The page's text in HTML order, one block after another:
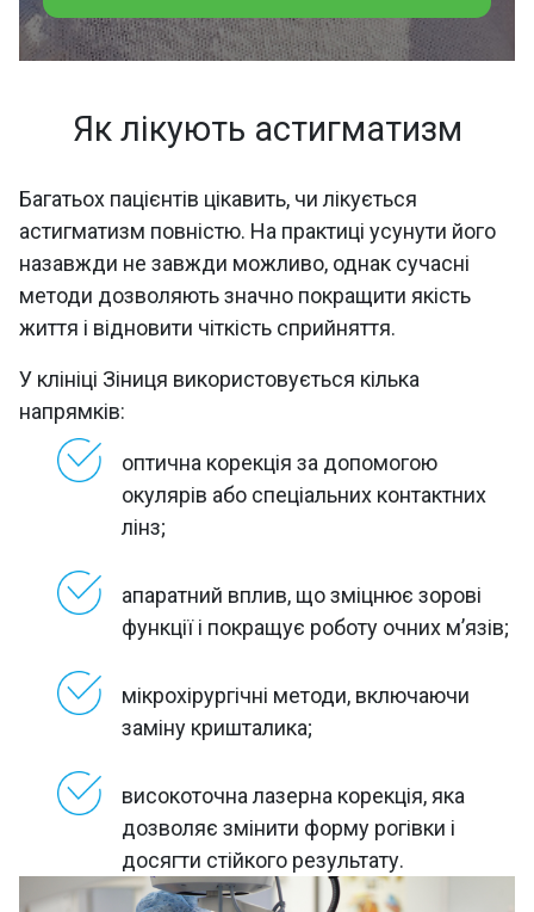
Як лікують астигматизм
Багатьох пацієнтів цікавить, чи лікується
астигматизм повністю. На практиці усунути його
назавжди не завжди можливо, однак сучасні
методи дозволяють значно покращити якість
життя і відновити чіткість сприйняття.
У клініці Зіниця використовується кілька
напрямків:
оптична корекція за допомогою
окулярів або спеціальних контактних
лінз;
апаратний вплив, що зміцнює зорові
функції і покращує роботу очних м’язів;
мікрохірургічні методи, включаючи
заміну кришталика;
високоточна лазерна корекція, яка
дозволяє змінити форму рогівки і
досягти стійкого результату.